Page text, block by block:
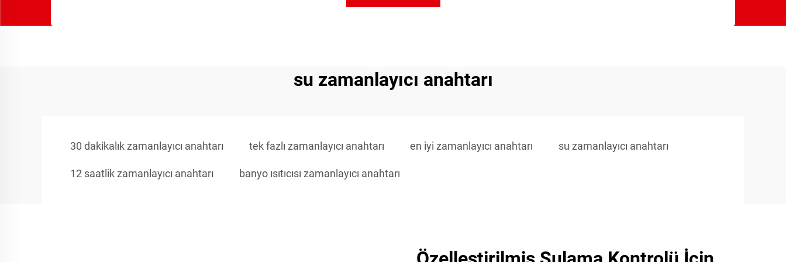
su zamanlayıcı anahtarı
30 dakikalık zamanlayıcı anahtarı tek fazlı zamanlayıcı anahtarı en iyi zamanlayıcı anahtarı su zamanlayıcı anahtarı
12 saatlik zamanlayıcı anahtarı banyo ısıtıcısı zamanlayıcı anahtarı